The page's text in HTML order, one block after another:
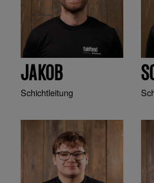
JAKOB
Schichtleitung